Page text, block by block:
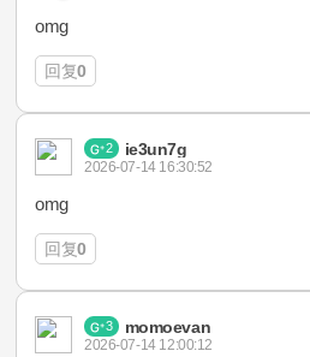
omg
回复0
2 ie3un7g
2026-07-14 16:30:52
omg
回复0
3 momoevan
2026-07-14 12:00:12